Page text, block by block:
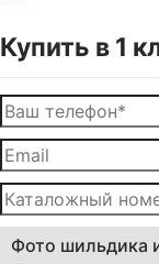
Купить в 1
Фото шильдика